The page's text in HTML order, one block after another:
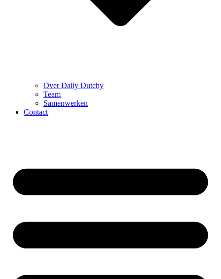
Over Daily Dutchy
Team
Samenwerken
Contact